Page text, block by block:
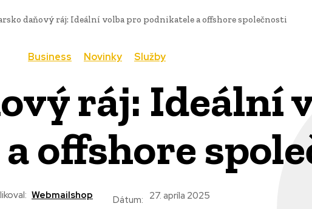
daňový ráj: Ideální volba pro podnikatele a offshore společnosti
Business Novinky Služby
ráj: Ideální
offshore
Webmailshop Dátum: 27. apríla 2025